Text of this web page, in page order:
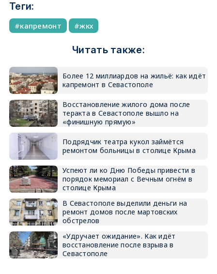
Теги:
капремонт жкх
Читать также:
Более 12 миллиардов на жильё: как идёт
капремонт в Севастополе
Восстановление жилого дома после
теракта в Севастополе вышло на
«финишную прямую»
Подрядчик театра кукол займётся
ремонтом больницы в столице Крыма
Успеют ли ко Дню Победы привести в
порядок мемориал с Вечным огнём в
столице Крыма
В Севастополе выделили деньги на
ремонт домов после мартовских
обстрелов
«Удручает ожидание». Как идёт
восстановление после взрыва в
Севастополе